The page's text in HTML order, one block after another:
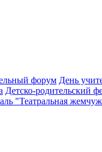
форум День
Детско-родительский
"Театральная